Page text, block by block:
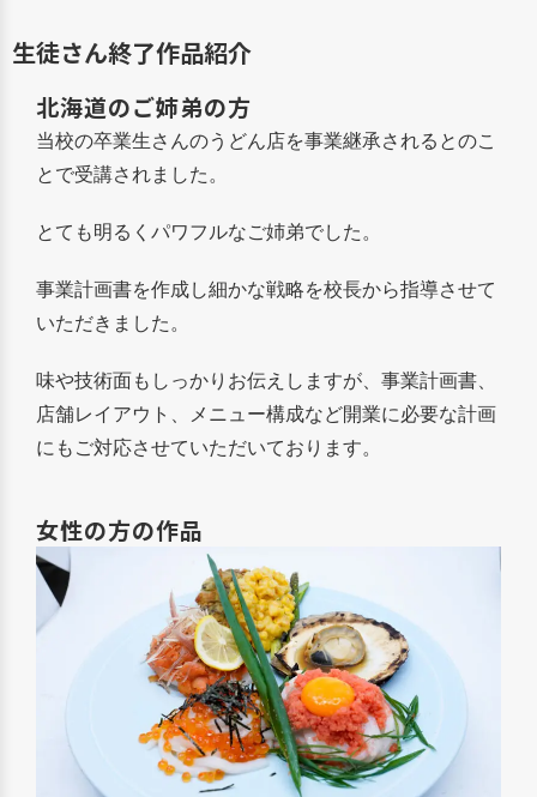
生徒さん終了作品紹介
北海道のご姉弟の方
当校の卒業生さんのうどん店を事業継承されるとのこ
とで受講されました。
とても明るくパワフルなご姉弟でした。
事業計画書を作成し細かな戦略を校長から指導させて
いただきました。
味や技術面もしっかりお伝えしますが、事業計画書、
店舗レイアウト、メニュー構成など開業に必要な計画
にもご対応させていただいております。
女性の方の作品